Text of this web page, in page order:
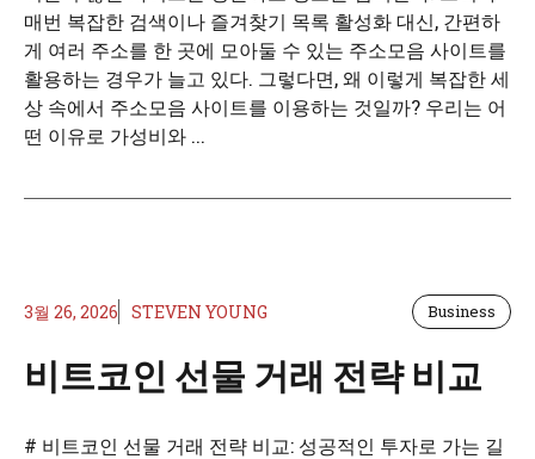
매번 복잡한 검색이나 즐겨찾기 목록 활성화 대신, 간편하
게 여러 주소를 한 곳에 모아둘 수 있는 주소모음 사이트를
활용하는 경우가 늘고 있다. 그렇다면, 왜 이렇게 복잡한 세
상 속에서 주소모음 사이트를 이용하는 것일까? 우리는 어
떤 이유로 가성비와 ...
3월 26, 2026 STEVEN YOUNG Business
비트코인 선물 거래 전략 비교
# 비트코인 선물 거래 전략 비교: 성공적인 투자로 가는 길